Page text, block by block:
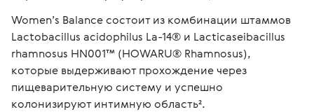
Women’s Balance состоит из комбинации штаммов
Lactobacillus acidophilus La-14® и Lacticaseibacillus
rhamnosus HN001™ (HOWARU® Rhamnosus),
которые выдерживают прохождение через
пищеварительную систему и успешно
колонизируют интимную область².